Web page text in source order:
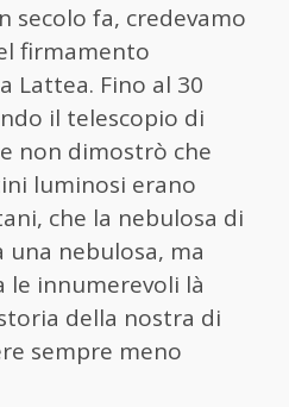
secolo fa, credevamo
firmamento
Lattea. Fino al 30
il telescopio di
non dimostrò che
luminosi erano
che la nebulosa di
nebulosa, ma
le innumerevoli là
della nostra di
sempre meno